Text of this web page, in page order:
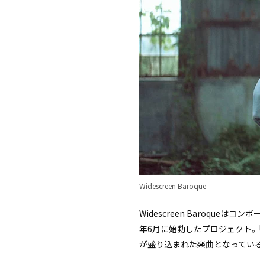
Widescreen Baroque
Widescreen Baroqueはコンポー
年6月に始動したプロジェクト。
が盛り込まれた楽曲となってい